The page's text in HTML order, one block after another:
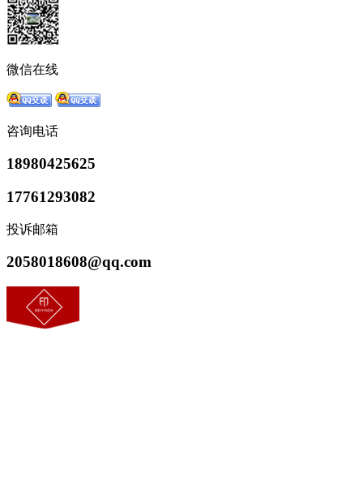
微信在线
咨询电话
18980425625
17761293082
投诉邮箱
2058018608@qq.com